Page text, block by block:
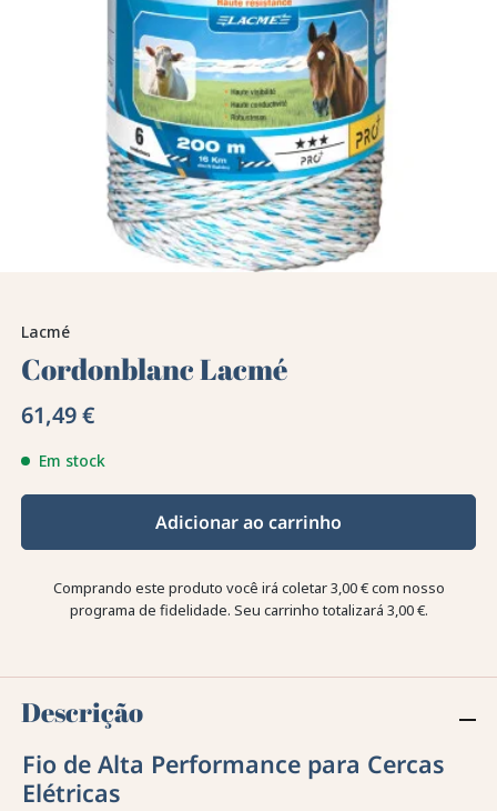
Lacmé
Cordonblanc Lacmé
61,49 €
Em stock
Adicionar ao carrinho
Comprando este produto você irá coletar3,00 €com nosso
programa de fidelidade. Seu carrinho totalizará 3,00 €.
Descrição
Fio de Alta Performance para Cercas
Elétricas